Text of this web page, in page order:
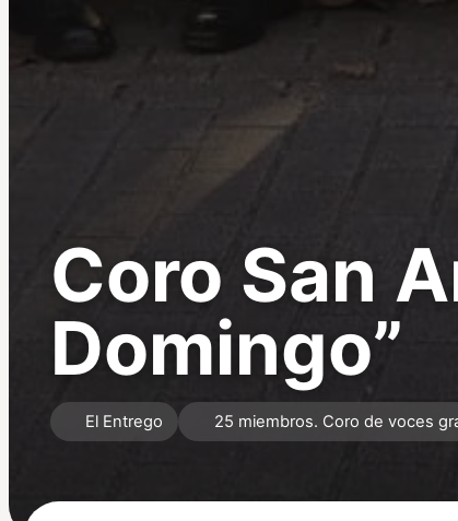
Coro San
Domingo”
El Entrego 25 miembros. Coro de voces